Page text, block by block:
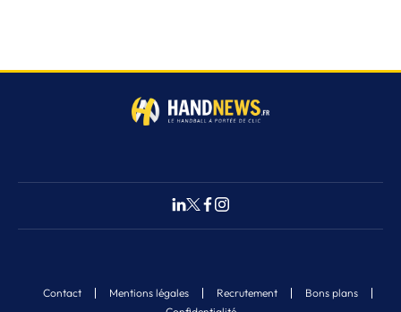
Contact Mentions légales Recrutement
Bons plans